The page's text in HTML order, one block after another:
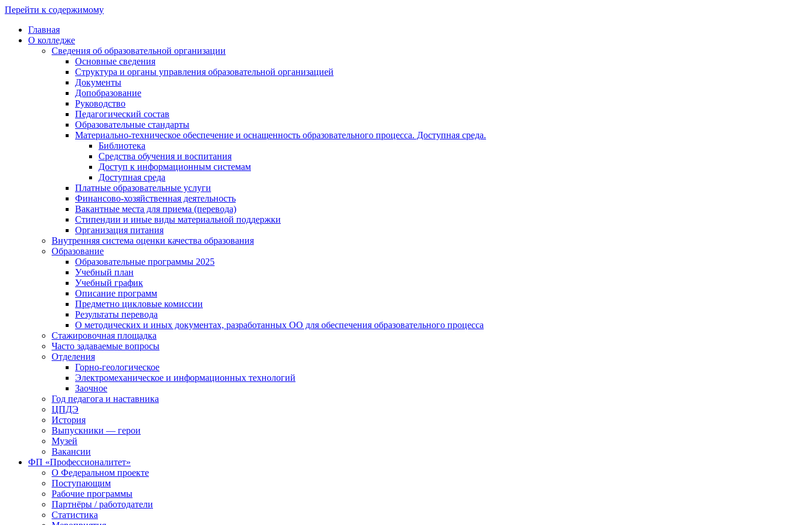
Перейти к содержимому
Главная
О колледже
Сведения об образовательной организации
Основные сведения
Структура и органы управления образовательной организацией
Документы
Допобразование
Руководство
Педагогический состав
Образовательные стандарты
Материально-техническое обеспечение и оснащенность образовательного процесса. Доступная среда.
Библиотека
Средства обучения и воспитания
Доступ к информационным системам
Доступная среда
Платные образовательные услуги
Финансово-хозяйственная деятельность
Вакантные места для приема (перевода)
Стипендии и иные виды материальной поддержки
Организация питания
Внутренняя система оценки качества образования
Образование
Образовательные программы 2025
Учебный план
Учебный график
Описание программ
Предметно цикловые комиссии
Результаты перевода
О методических и иных документах, разработанных ОО для обеспечения образовательного процесса
Стажировочная площадка
Часто задаваемые вопросы
Отделения
Горно-геологическое
Электромеханическое и информационных технологий
Заочное
Год педагога и наставника
ЦПДЭ
История
Выпускники — герои
Музей
Вакансии
ФП «Профессионалитет»
О Федеральном проекте
Поступающим
Рабочие программы
Партнёры / работодатели
Статистика